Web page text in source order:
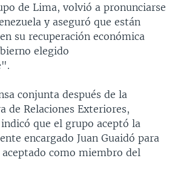
de Lima, volvió a pronunciarse
y aseguró que están
su recuperación económica
elegido
conjunta después de la
de Relaciones Exteriores,
que el grupo aceptó la
encargado Juan Guaidó para
aceptado como miembro del